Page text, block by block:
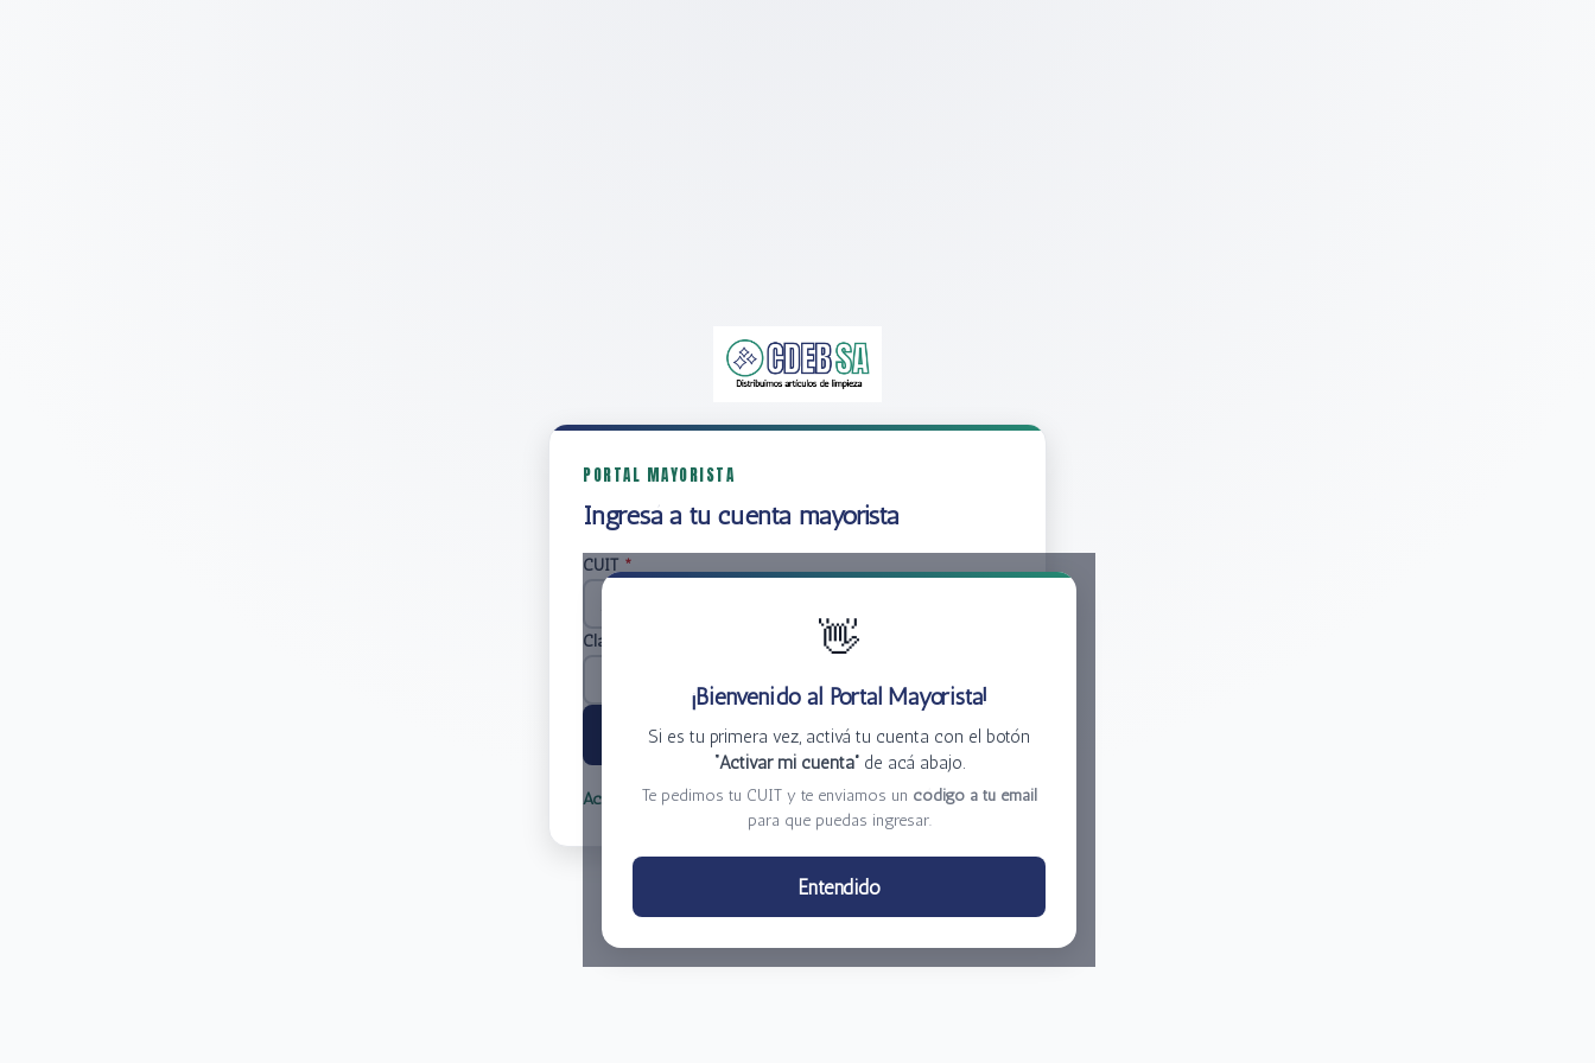
PORTAL MAYORISTA
Ingresá a tu cuenta mayorista
👋
¡Bienvenido al Portal Mayorista!
Si es tu primera vez, activá tu cuenta con el botón
“Activar mi cuenta”de acá abajo.
Te pedimos tu CUIT y te enviamos un código a tu email
para que puedas ingresar.
Entendido
CUIT *
Clave
Ingresar
Activar mi cuenta Olvidé mi clave
Centro de Distribución El Bacha S.A.